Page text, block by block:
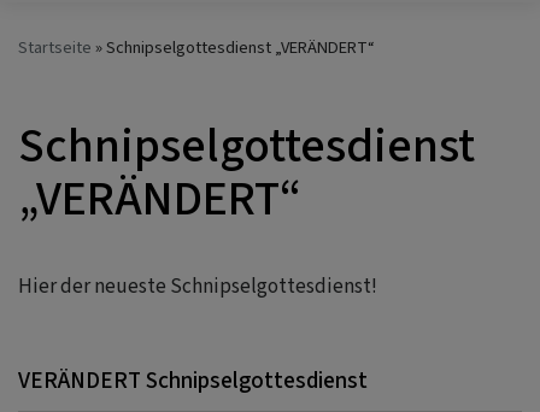
Startseite Schnipselgottesdienst „VERÄNDERT“
Schnipselgottesdienst
„VERÄNDERT“
Hier der neueste Schnipselgottesdienst!
VERÄNDERT Schnipselgottesdienst